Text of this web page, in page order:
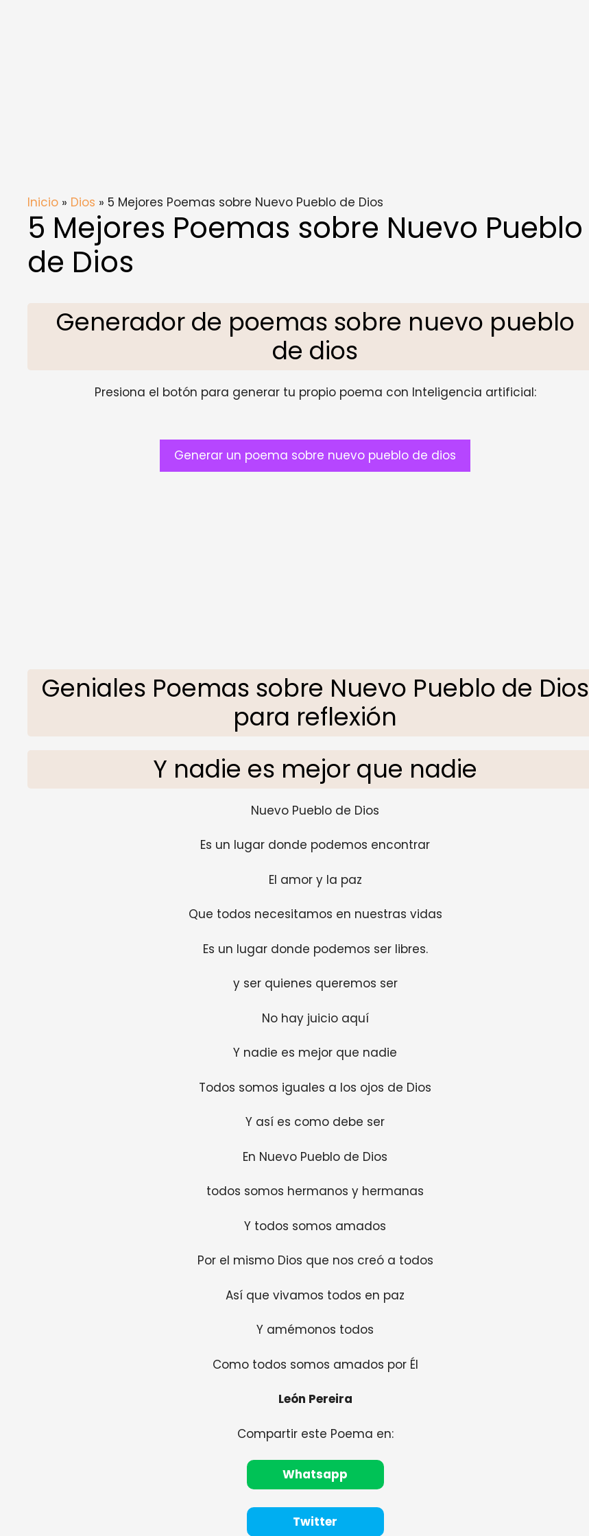
Inicio » Dios » 5 Mejores Poemas sobre Nuevo Pueblo de Dios
5 Mejores Poemas sobre Nuevo Pueblo
de Dios
Generador de poemas sobre nuevo pueblo
de dios
Presiona el botón para generar tu propio poema con Inteligencia artificial:
Generar un poema sobre nuevo pueblo de dios
Geniales Poemas sobre Nuevo Pueblo de Dios
para reflexión
Y nadie es mejor que nadie
Nuevo Pueblo de Dios
Es un lugar donde podemos encontrar
El amor y la paz
Que todos necesitamos en nuestras vidas
Es un lugar donde podemos ser libres.
y ser quienes queremos ser
No hay juicio aquí
Y nadie es mejor que nadie
Todos somos iguales a los ojos de Dios
Y así es como debe ser
En Nuevo Pueblo de Dios
todos somos hermanos y hermanas
Y todos somos amados
Por el mismo Dios que nos creó a todos
Así que vivamos todos en paz
Y amémonos todos
Como todos somos amados por Él
León Pereira
Compartir este Poema en:
Whatsapp
Twitter